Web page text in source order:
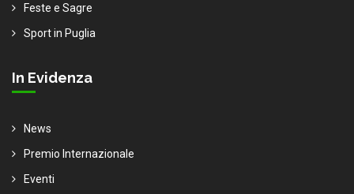
Feste e Sagre
Sport in Puglia
In Evidenza
News
Premio Internazionale
Eventi